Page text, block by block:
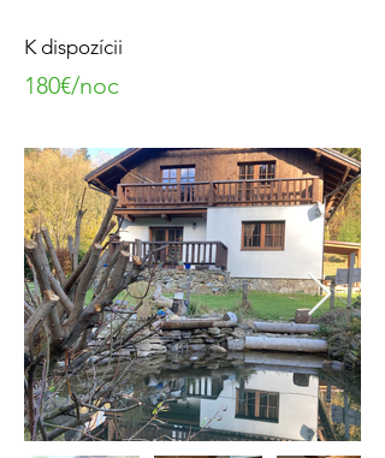
K dispozícii
180€/noc